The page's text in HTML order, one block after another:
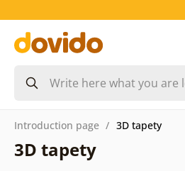
Introduction page 3D tapety
3D tapety